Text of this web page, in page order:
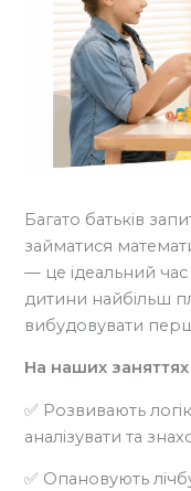
Багато батьків
займатися
— це ідеальний
дитини найбільш
вибудовувати
На наших
✅ Розвивають
аналізувати та
✅ Опановують